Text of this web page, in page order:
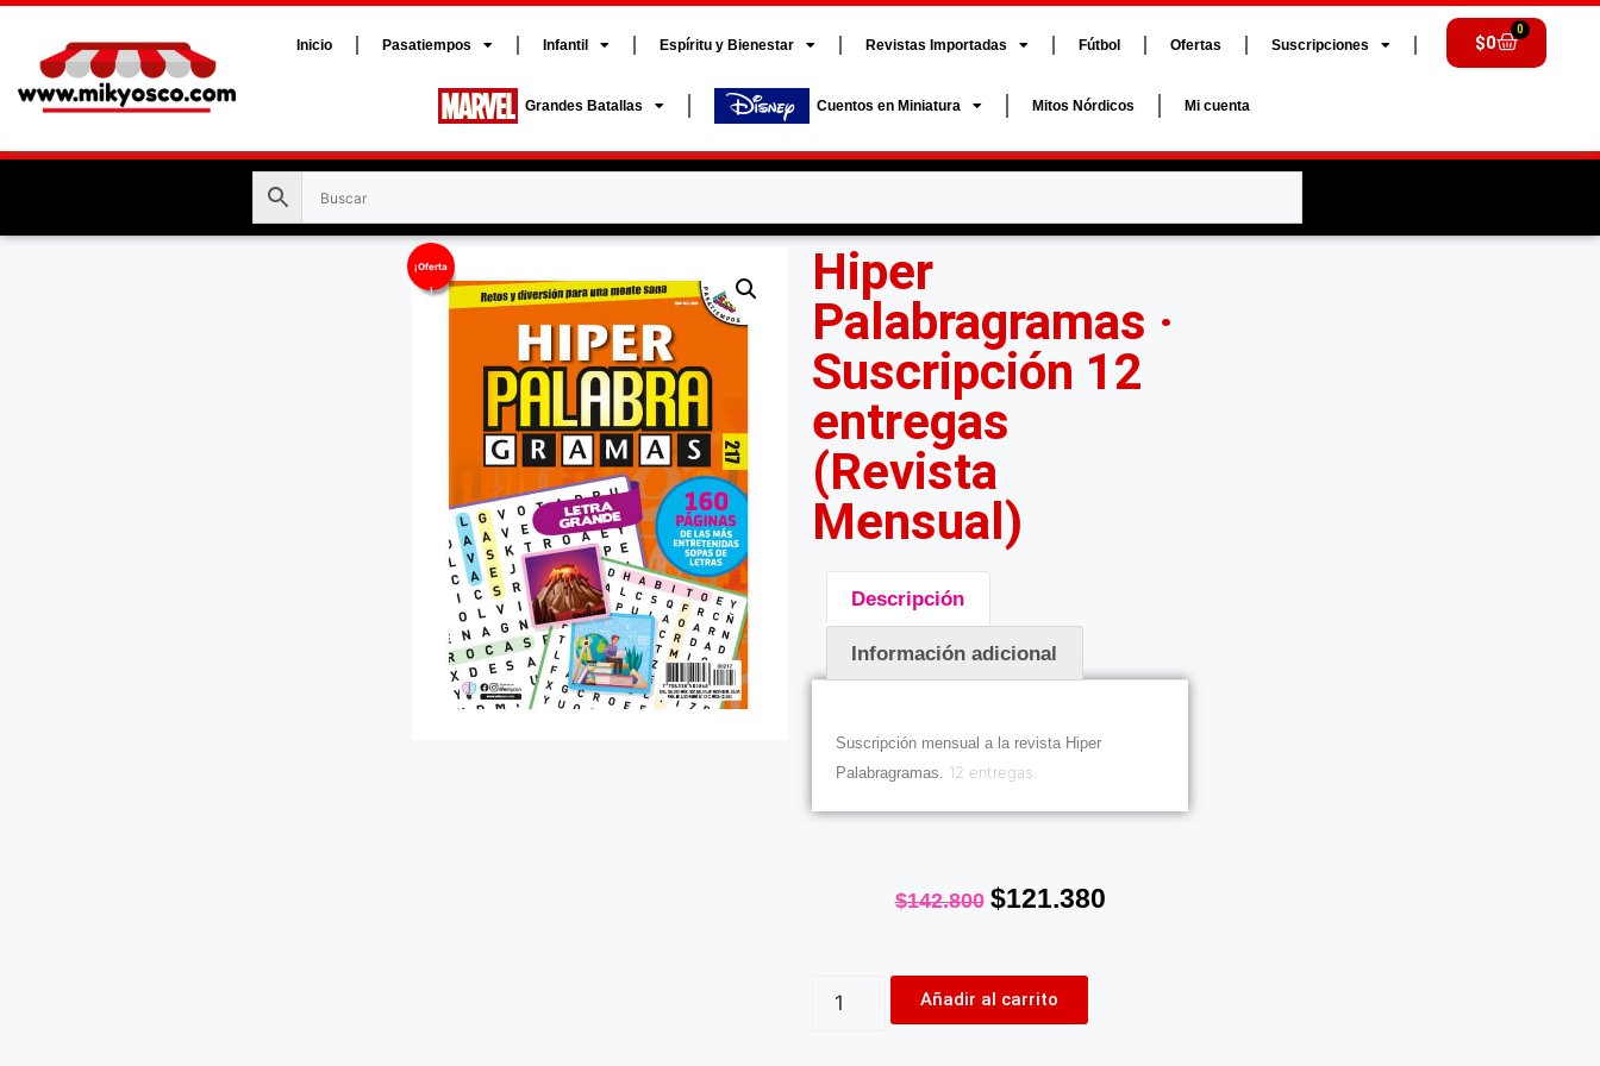
Inicio Pasatiempos Infantil Espíritu y Bienestar Revistas Importadas Fútbol Ofertas Suscripciones
Grandes Batallas Cuentos en Miniatura Mitos Nórdicos Mi cuenta
$0
0
¡Oferta
!
Hiper
Palabragramas ·
Suscripción 12
entregas
(Revista
Mensual)
Descripción
Información adicional
Suscripción mensual a la revista Hiper
Palabragramas. 12 entregas.
$142.800 $121.380
Añadir al carrito